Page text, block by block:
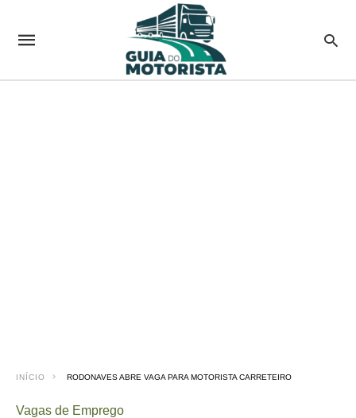
INÍCIO RODONAVES ABRE VAGA PARA MOTORISTA CARRETEIRO
Vagas de Emprego